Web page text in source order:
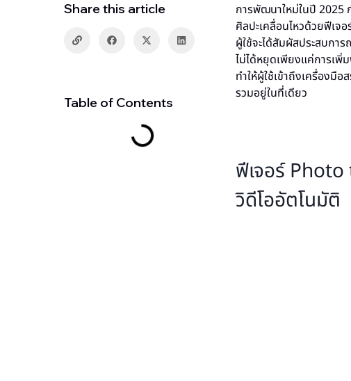
Share this article
Table of Contents
การพัฒนาใหม่ในปี 2025
ศิลปะเคลื่อนไหวด้วยฟีเจ
ผู้ใช้จะได้สัมผัสประสบกา
ไม่ได้หยุดเพียงแค่การเพิ่
ทำให้ผู้ใช้เข้าถึงเครื่องมื
รวมอยู่ในที่เดียว
ฟีเจอร์ Photo
วิดีโออัตโนมัติ